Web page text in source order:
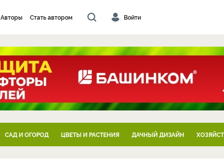
Авторы Стать автором Войти
САД И ОГОРОД ЦВЕТЫ И РАСТЕНИЯ ДАЧНЫЙ ДИЗАЙН